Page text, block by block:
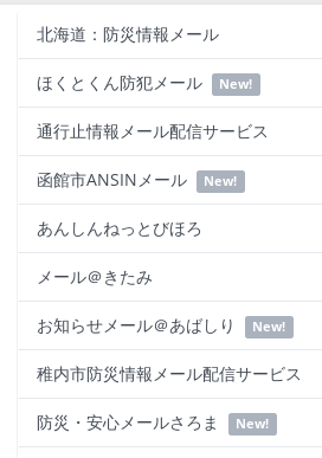
北海道：防災情報メール
ほくとくん防犯メール New!
通行止情報メール配信サービス
函館市ANSINメール New!
あんしんねっとびほろ
メール＠きたみ
お知らせメール＠あばしり New!
稚内市防災情報メール配信サービス
防災・安心メールさろま New!